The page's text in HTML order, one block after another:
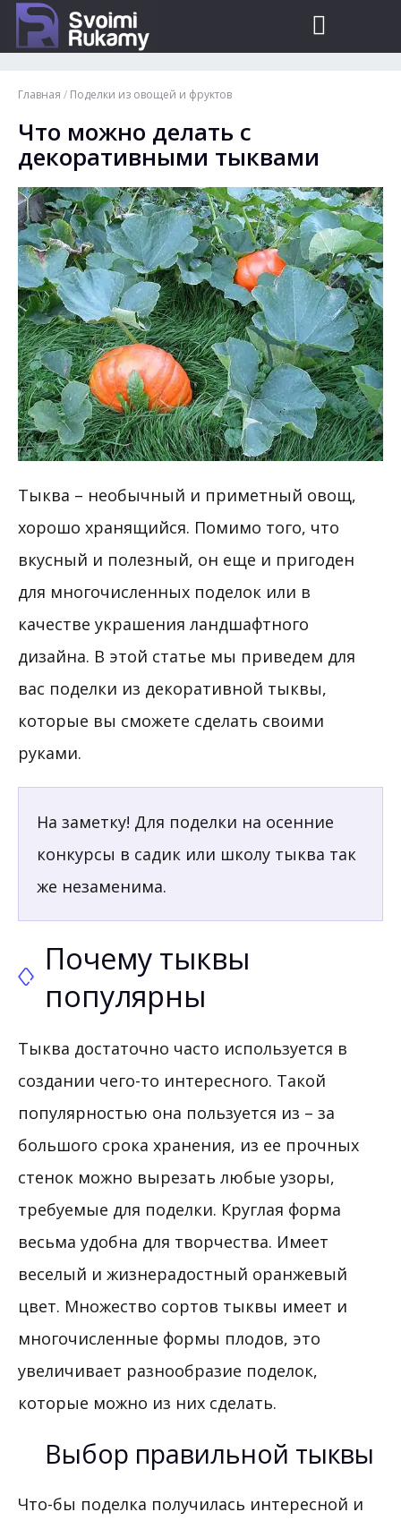
Главная / Поделки из овощей и фруктов
Что можно делать с
декоративными тыквами
Тыква – необычный и приметный овощ,
хорошо хранящийся. Помимо того, что
вкусный и полезный, он еще и пригоден
для многочисленных поделок или в
качестве украшения ландшафтного
дизайна. В этой статье мы приведем для
вас поделки из декоративной тыквы,
которые вы сможете сделать своими
руками.
На заметку! Для поделки на осенние
конкурсы в садик или школу тыква так
же незаменима.
Почему тыквы
популярны
Тыква достаточно часто используется в
создании чего-то интересного. Такой
популярностью она пользуется из – за
большого срока хранения, из ее прочных
стенок можно вырезать любые узоры,
требуемые для поделки. Круглая форма
весьма удобна для творчества. Имеет
веселый и жизнерадостный оранжевый
цвет. Множество сортов тыквы имеет и
многочисленные формы плодов, это
увеличивает разнообразие поделок,
которые можно из них сделать.
Выбор правильной тыквы
Что-бы поделка получилась интересной и